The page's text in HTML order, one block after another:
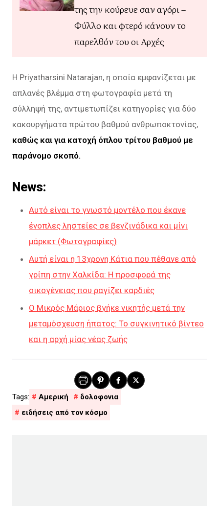
της την κούρευε σαν αγόρι –
Φύλλο και φτερό κάνουν το
παρελθόν του οι Αρχές
Η Priyatharsini Natarajan, η οποία εμφανίζεται με
απλανές βλέμμα στη φωτογραφία μετά τη
σύλληψή της, αντιμετωπίζει κατηγορίες για δύο
κακουργήματα πρώτου βαθμού ανθρωποκτονίας,
καθώς και για κατοχή όπλου τρίτου βαθμού με
παράνομο σκοπό.
News:
Αυτό είναι το γνωστό μοντέλο που έκανε
ένοπλες ληστείες σε βενζινάδικα και μίνι
μάρκετ (Φωτογραφίες)
Αυτή είναι η 13χρονη Κάτια που πέθανε από
γρίπη στην Χαλκίδα: Η προσφορά της
οικογένειας που ραγίζει καρδιές
Ο Μικρός Μάριος βγήκε νικητής μετά την
μεταμόσχευση ήπατος: Το συγκινητικό βίντεο
και η αρχή μίας νέας ζωής
Αμερική
δολοφονια
ειδήσεις από τον κόσμο